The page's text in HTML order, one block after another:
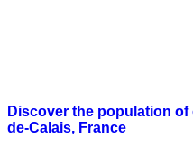
Discover the population
de-Calais, France